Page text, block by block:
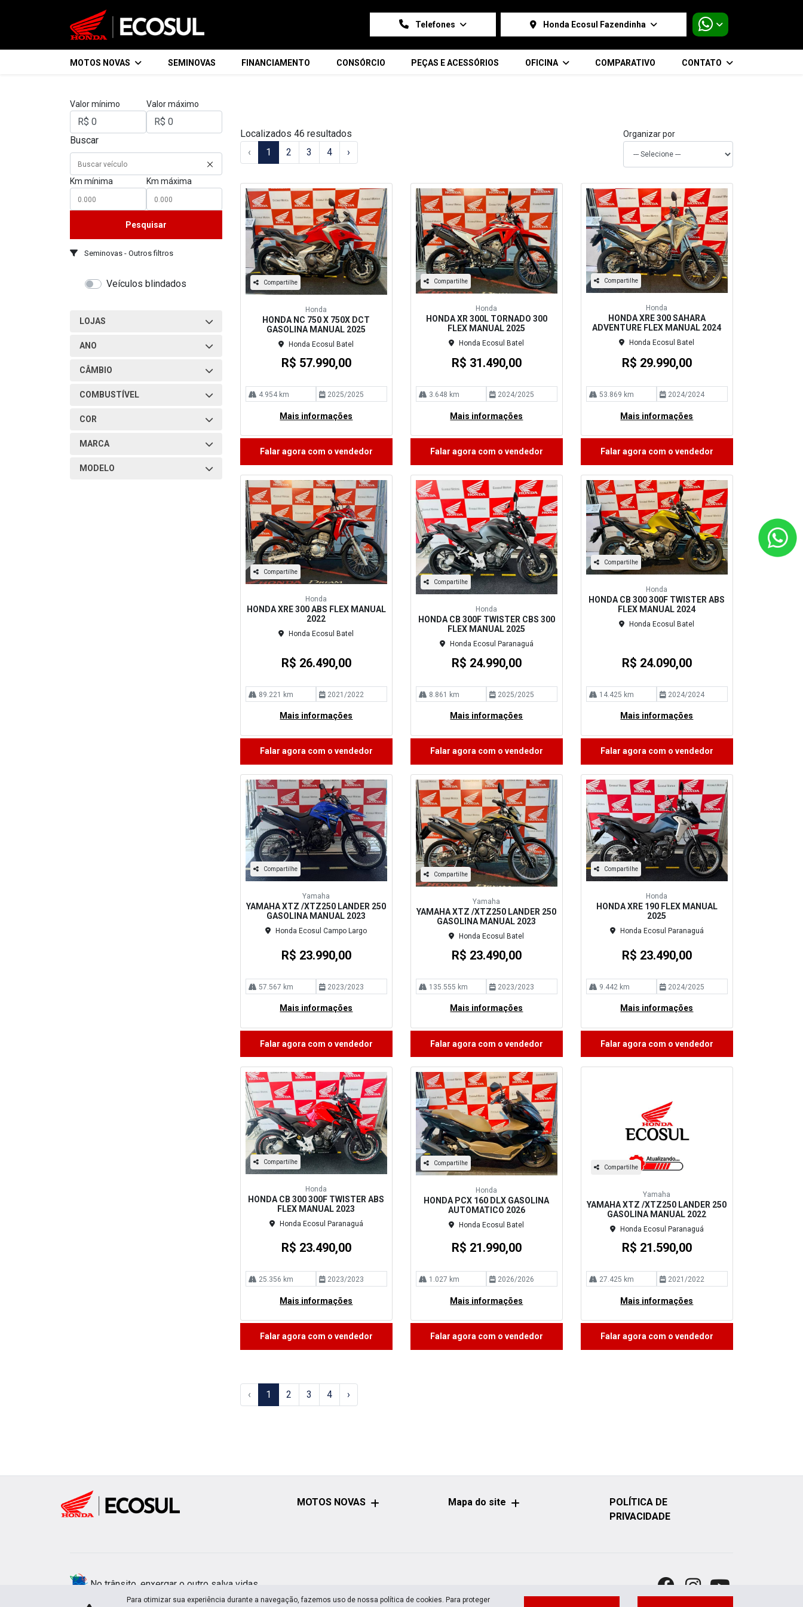
Telefones Honda Ecosul Fazendinha
MOTOS NOVAS SEMINOVAS FINANCIAMENTO CONSÓRCIO PEÇAS E ACESSÓRIOS OFICINA COMPARATIVO CONTATO
Valor mínimo Valor máximo
Buscar
Km mínima Km máxima
Pesquisar
Seminovas - Outros filtros
Veículos blindados
LOJAS
ANO
CÂMBIO
COMBUSTÍVEL
COR
MARCA
MODELO
Localizados 46 resultados
‹
1 2 3 4 ›
Organizar por
Compartilhe
Honda
HONDA NC 750 X 750X DCT
GASOLINA MANUAL 2025
Honda Ecosul Batel
R$ 57.990,00
4.954 km 2025/2025
Mais informações
Falar agora com o vendedor
Compartilhe
Honda
HONDA XR 300L TORNADO 300
FLEX MANUAL 2025
Honda Ecosul Batel
R$ 31.490,00
3.648 km 2024/2025
Mais informações
Falar agora com o vendedor
Compartilhe
Honda
HONDA XRE 300 SAHARA
ADVENTURE FLEX MANUAL 2024
Honda Ecosul Batel
R$ 29.990,00
53.869 km 2024/2024
Mais informações
Falar agora com o vendedor
Compartilhe
Honda
HONDA XRE 300 ABS FLEX MANUAL
2022
Honda Ecosul Batel
R$ 26.490,00
89.221 km 2021/2022
Mais informações
Falar agora com o vendedor
Compartilhe
Honda
HONDA CB 300F TWISTER CBS 300
FLEX MANUAL 2025
Honda Ecosul Paranaguá
R$ 24.990,00
8.861 km 2025/2025
Mais informações
Falar agora com o vendedor
Compartilhe
Honda
HONDA CB 300 300F TWISTER ABS
FLEX MANUAL 2024
Honda Ecosul Batel
R$ 24.090,00
14.425 km 2024/2024
Mais informações
Falar agora com o vendedor
Compartilhe
Yamaha
YAMAHA XTZ /XTZ250 LANDER 250
GASOLINA MANUAL 2023
Honda Ecosul Campo Largo
R$ 23.990,00
57.567 km 2023/2023
Mais informações
Falar agora com o vendedor
Compartilhe
Yamaha
YAMAHA XTZ /XTZ250 LANDER 250
GASOLINA MANUAL 2023
Honda Ecosul Batel
R$ 23.490,00
135.555 km 2023/2023
Mais informações
Falar agora com o vendedor
Compartilhe
Honda
HONDA XRE 190 FLEX MANUAL
2025
Honda Ecosul Paranaguá
R$ 23.490,00
9.442 km 2024/2025
Mais informações
Falar agora com o vendedor
Compartilhe
Honda
HONDA CB 300 300F TWISTER ABS
FLEX MANUAL 2023
Honda Ecosul Paranaguá
R$ 23.490,00
25.356 km 2023/2023
Mais informações
Falar agora com o vendedor
Compartilhe
Honda
HONDA PCX 160 DLX GASOLINA
AUTOMATICO 2026
Honda Ecosul Batel
R$ 21.990,00
1.027 km 2026/2026
Mais informações
Falar agora com o vendedor
Compartilhe
Yamaha
YAMAHA XTZ /XTZ250 LANDER 250
GASOLINA MANUAL 2022
Honda Ecosul Paranaguá
R$ 21.590,00
27.425 km 2021/2022
Mais informações
Falar agora com o vendedor
‹ 1 2 3 4 ›
MOTOS NOVAS Mapa do site
POLÍTICA DE
PRIVACIDADE
No trânsito, enxergar o outro salva vidas.
Para otimizar sua experiência durante a navegação, fazemos uso de nossa política de cookies. Para proteger